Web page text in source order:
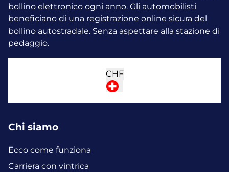
bollino elettronico ogni anno. Gli automobilisti
beneficiano di una registrazione online sicura del
bollino autostradale. Senza aspettare alla stazione di
pedaggio.
CHF
Chi siamo
Ecco come funziona
Carriera con vintrica